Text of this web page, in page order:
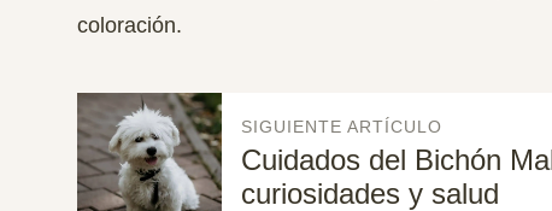
coloración.
SIGUIENTE ARTÍCULO
Cuidados del Bichón
curiosidades y salud